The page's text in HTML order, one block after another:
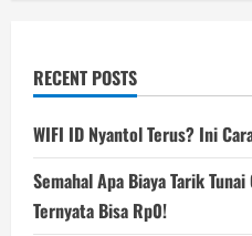
RECENT POSTS
WIFI ID Nyantol Terus? Ini
Semahal Apa Biaya Tarik
Ternyata Bisa Rp0!